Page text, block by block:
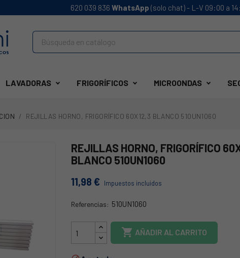
620 039 836 WhatsApp (solo chat) - L-V 09:00 a
LAVADORAS FRIGORÍFICOS MICROONDAS
REJILLAS HORNO, FRIGORÍFICO 60X12,3 BLANCO 510UN1060
REJILLAS HORNO, FRIGORÍFICO
BLANCO 510UN1060
11,98 € Impuestos incluidos
Referencias: 510UN1060
HE-240
 AÑADIR AL CARRITO